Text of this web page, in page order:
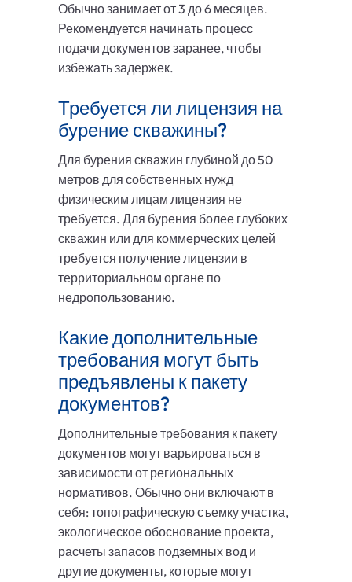
Обычно занимает от 3 до 6 месяцев.
Рекомендуется начинать процесс
подачи документов заранее, чтобы
избежать задержек.
Требуется ли лицензия на
бурение скважины?
Для бурения скважин глубиной до 50
метров для собственных нужд
физическим лицам лицензия не
требуется. Для бурения более глубоких
скважин или для коммерческих целей
требуется получение лицензии в
территориальном органе по
недропользованию.
Какие дополнительные
требования могут быть
предъявлены к пакету
документов?
Дополнительные требования к пакету
документов могут варьироваться в
зависимости от региональных
нормативов. Обычно они включают в
себя: топографическую съемку участка,
экологическое обоснование проекта,
расчеты запасов подземных вод и
другие документы, которые могут